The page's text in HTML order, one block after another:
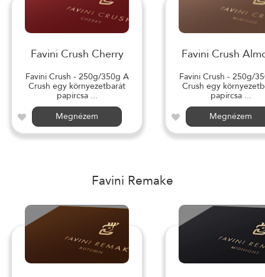
Favini Crush Cherry
Favini Crush - 250g/350g A
Crush egy környezetbarát
papírcsa ...
Megnézem
Favini Crush
Favini Crush - 250g/
Crush egy
papírcsa ...
Megnézem
Favini Remake